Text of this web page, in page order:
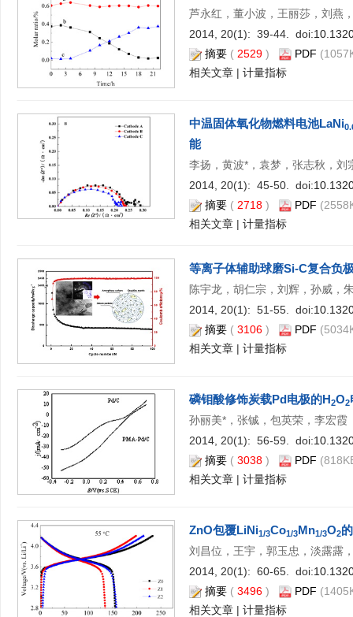
芦永红，董小波，王丽莎，刘燕
2014, 20(1): 39-44. doi:
摘要( 2529) PDF
相关文章| 计量指标
中温固体氧化物燃料电池LaNi
能
李扬，黄波*，袁梦，张志秋，刘
2014, 20(1): 45-50. doi:
摘要( 2718) PDF
相关文章| 计量指标
等离子体辅助球磨Si-C复合负
陈宇龙，胡仁宗，刘辉，孙威，
2014, 20(1): 51-55. doi:
摘要( 3106) PDF
相关文章| 计量指标
磷钼酸修饰炭载Pd电极的H2O2
孙丽美*，张铖，包英荣，李宏霞
2014, 20(1): 56-59. doi:
摘要( 3038) PDF
相关文章| 计量指标
ZnO包覆LiNi1/3Co1/3Mn1/3O2
刘昌位，王宇，郭玉忠，淡露露
2014, 20(1): 60-65. doi:
摘要( 3496) PDF
相关文章| 计量指标